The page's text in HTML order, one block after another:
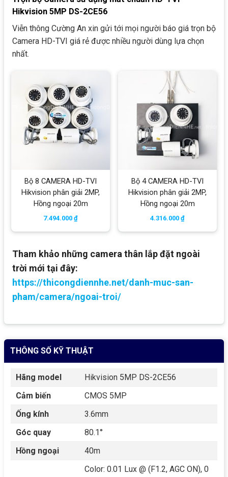
Hikvision 5MP DS-2CE56
Viễn thông Cường An xin gửi tới mọi người báo giá trọn bộ
Camera HD-TVI giá rẻ được nhiều người dùng lựa chọn
nhất.
Bộ 8 CAMERA HD-TVI
Hikvision phân giải 2MP,
Hồng ngoại 20m
7.494.000 ₫
Bộ 4 CAMERA HD-TVI
Hikvision phân giải 2MP,
Hồng ngoại 20m
4.316.000 ₫
Tham khảo những camera thân lắp đặt ngoài
trời mới tại đây:
https://thicongdiennhe.net/danh-muc-san-
pham/camera/ngoai-troi/
THÔNG SỐ KỸ THUẬT
Hãng model
Hikvision 5MP DS-2CE56
Cảm biến
CMOS 5MP
Ống kính
3.6mm
Góc quay
80.1°
Hồng ngoại
40m
Color: 0.01 Lux @ (F1.2, AGC ON), 0